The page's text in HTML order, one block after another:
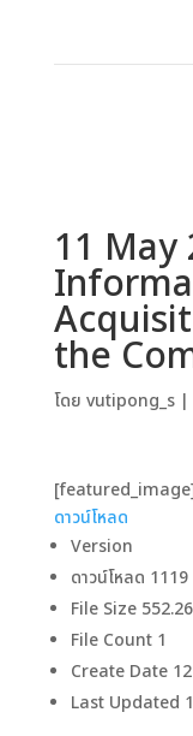
11 May
the
โดย vutipong_s|
ดาวน์โหลด
Version
ดาวน์โหลด 1119
File Size
File Count 1
Create Date
Last Updated